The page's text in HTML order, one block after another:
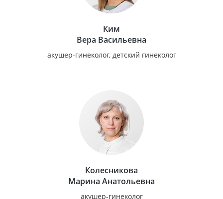
Ким
Вера Васильевна
акушер-гинеколог, детский гинеколог
Колесникова
Марина Анатольевна
акушер-гинеколог